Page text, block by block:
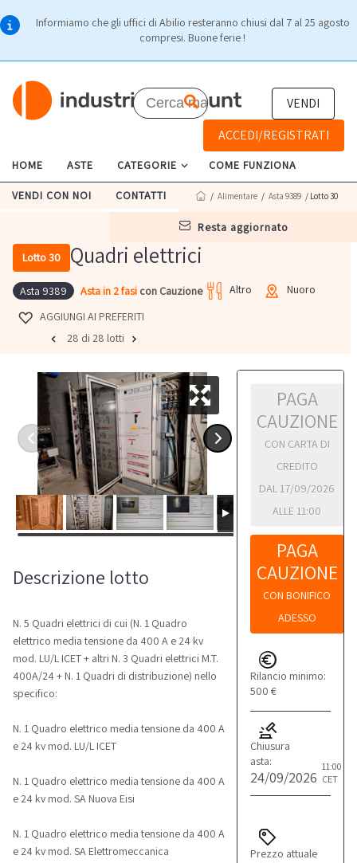
Informiamo che gli uffici di Abilio resteranno chiusi dal 7 al 25 agosto
compresi. Buone ferie !
VENDI
ACCEDI/REGISTRATI
HOME ASTE CATEGORIE COME FUNZIONA
VENDI CON NOI CONTATTI
resta aggiornato
/ Alimentare / Asta 9389 / Lotto 30
Lotto 30 Quadri elettrici
Asta 9389 Asta in 2 fasi con Cauzione Altro
Nuoro
AGGIUNGI AI PREFERITI
28 di 28 lotti
PAGA
CAUZIONE
CON CARTA DI
CREDITO
DAL 17/09/2026
ALLE 11:00
PAGA
CAUZIONE
CON BONIFICO
ADESSO
Rilancio minimo:
500 €
Chiusura
asta:
24/09/2026
11:00
CET
Prezzo attuale
Descrizione lotto
N. 5 Quadri elettrici di cui (N. 1 Quadro
elettrico media tensione da 400 A e 24 kv
mod. LU/L ICET + altri N. 3 Quadri elettrici M.T.
400A/24 + N. 1 Quadri di distribuzione) nello
specifico:
N. 1 Quadro elettrico media tensione da 400 A
e 24 kv mod. LU/L ICET
N. 1 Quadro elettrico media tensione da 400 A
e 24 kv mod. SA Nuova Eisi
N. 1 Quadro elettrico media tensione da 400 A
e 24 kv mod. SA Elettromeccanica